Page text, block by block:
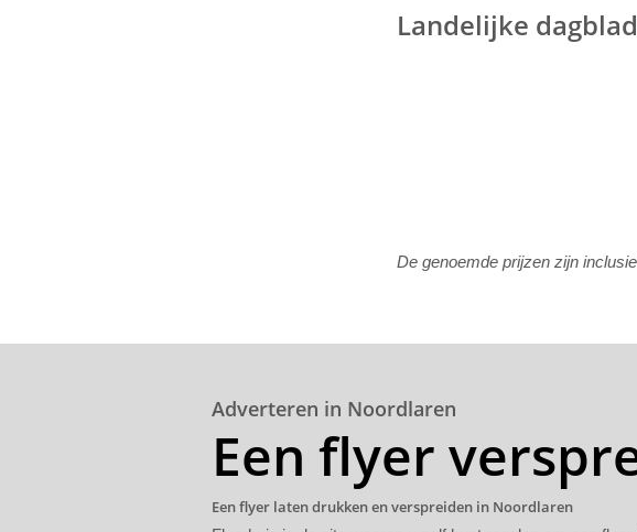
Landelijke
De genoemde prijzen zijn
Adverteren in Noordlaren
Een flyer
Een flyer laten drukken en verspreiden in Noordlaren